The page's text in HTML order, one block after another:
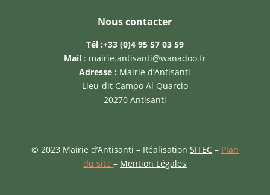
Nous contacter
Tél :+33 (0)4 95 57 03 59
Mail: mairie.antisanti@wanadoo.fr
Adresse : Mairie d’Antisanti
Lieu-dit Campo Al Quarcio
20270 Antisanti
© 2023 Mairie d’Antisanti – Réalisation SITEC – Plan
du site– Mention Légales